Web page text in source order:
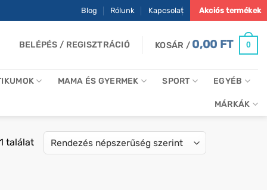
Blog Rólunk Kapcsolat Akciós termékek
BELÉPÉS / REGISZTRÁCIÓ KOSÁR / 0,00 FT 0
MAMA ÉS GYERMEK SPORT EGYÉB
MÁRKÁK
találat